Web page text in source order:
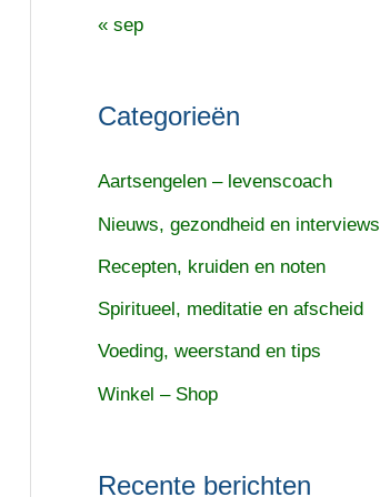
« sep
Categorieën
Aartsengelen – levenscoach
Nieuws, gezondheid en interviews
Recepten, kruiden en noten
Spiritueel, meditatie en afscheid
Voeding, weerstand en tips
Winkel – Shop
Recente berichten